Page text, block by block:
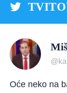
Oće neko na